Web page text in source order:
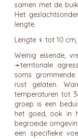
samen met de
Het
lengte.
Lengte ♀ tot 10
Weinig eisende,
➛territoriale
soms
rust gelaten.
temperaturen tot
groep is een
het goed, ook in
begroeide
een specifieke